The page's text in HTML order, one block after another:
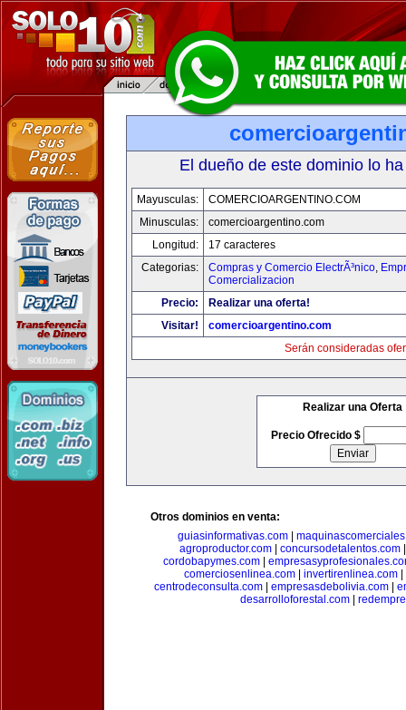
El dueño de este dominio lo
Mayusculas:
COMERCIOARGENTINO.COM
Minusculas:
comercioargentino.com
Longitud:
17 caracteres
Categorias:
Compras y Comercio ElectrÃ³nico,
Comercializacion
Precio:
Realizar una oferta!
Visitar!
comercioargentino.com
Serán consideradas
Realizar una Oferta
Precio Ofrecido $
Otros dominios en venta:
guiasinformativas.com
agroproductor.com
concursodetalentos.com
cordobapymes.com|
comerciosenlinea.com
invertirenlinea.com
centrodeconsulta.com
empresasdebolivia.com
desarrolloforestal.com